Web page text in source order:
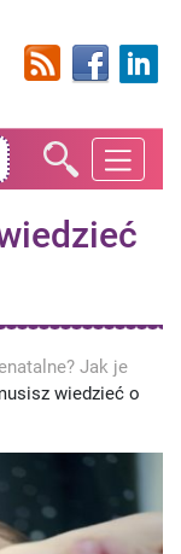
Jak je
wiedzieć o